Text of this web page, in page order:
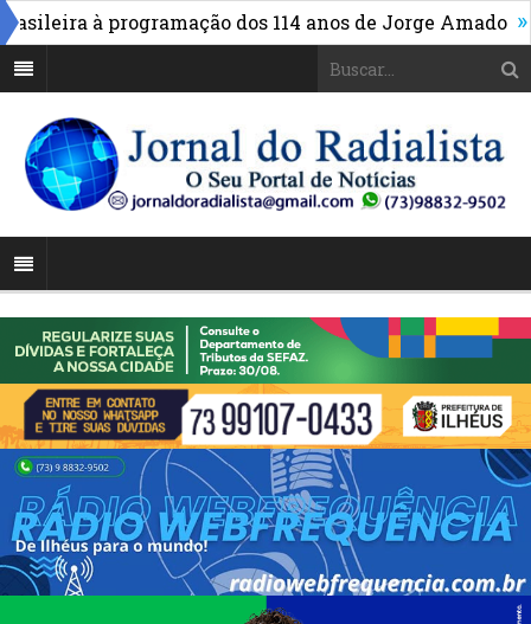
à programação dos 114 anos de Jorge Amado » Alto